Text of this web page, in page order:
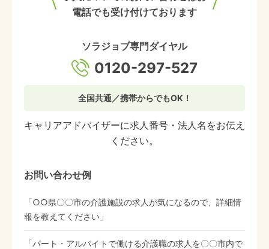
電話でも受け付けております
ソラジョブ専門ダイヤル
0120-297-527
全国共通／携帯からでもOK！
キャリアアドバイザーに求人番号・法人名をお伝え
ください。
お問い合わせ例
「○○県〇〇市の介護施設の求人が気になるので、詳細情
報を教えてください」
「パート・アルバイトで働ける介護職の求人を〇〇市内で